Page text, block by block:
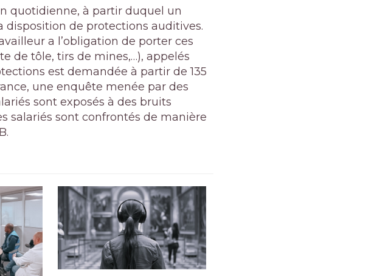
quotidienne, à partir duquel un
disposition de protections auditives.
a l’obligation de porter ces
de tôle, tirs de mines,…), appelés
est demandée à partir de 135
une enquête menée par des
sont exposés à des bruits
salariés sont confrontés de manière